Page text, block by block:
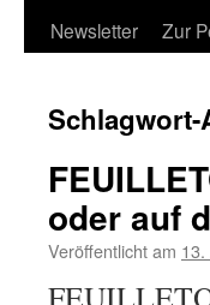
Newsletter
Zur
Schlagwort-
oder auf
Veröffentlicht am